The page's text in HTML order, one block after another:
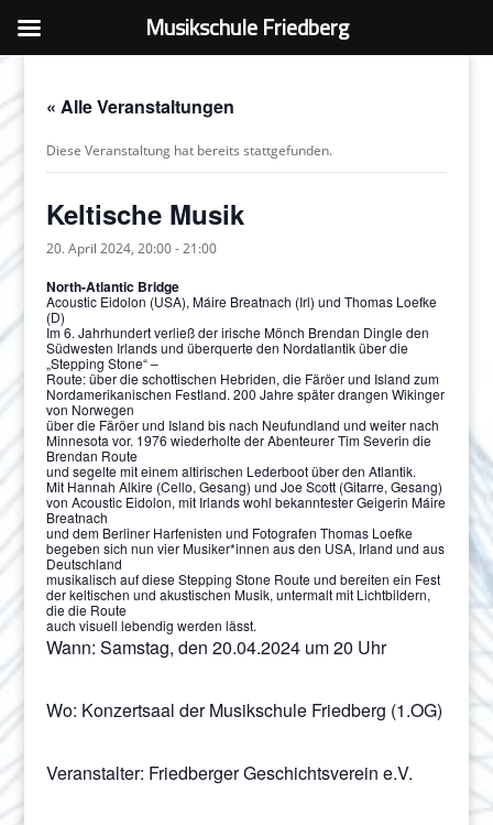
« Alle Veranstaltungen
Diese Veranstaltung hat bereits stattgefunden.
Keltische Musik
20. April 2024, 20:00-21:00
North-Atlantic Bridge
Acoustic Eidolon (USA), Máire Breatnach (Irl) und Thomas Loefke
(D)
Im 6. Jahrhundert verließ der irische Mönch Brendan Dingle den
Südwesten Irlands und überquerte den Nordatlantik über die
„Stepping Stone“ –
Route: über die schottischen Hebriden, die Färöer und Island zum
Nordamerikanischen Festland. 200 Jahre später drangen Wikinger
von Norwegen
über die Färöer und Island bis nach Neufundland und weiter nach
Minnesota vor. 1976 wiederholte der Abenteurer Tim Severin die
Brendan Route
und segelte mit einem altirischen Lederboot über den Atlantik.
Mit Hannah Alkire (Cello, Gesang) und Joe Scott (Gitarre, Gesang)
von Acoustic Eidolon, mit Irlands wohl bekanntester Geigerin Máire
Breatnach
und dem Berliner Harfenisten und Fotografen Thomas Loefke
begeben sich nun vier Musiker*innen aus den USA, Irland und aus
Deutschland
musikalisch auf diese Stepping Stone Route und bereiten ein Fest
der keltischen und akustischen Musik, untermalt mit Lichtbildern,
die die Route
auch visuell lebendig werden lässt.
Wann: Samstag, den 20.04.2024 um 20 Uhr
Wo: Konzertsaal der Musikschule Friedberg (1.OG)
Veranstalter: Friedberger Geschichtsverein e.V.
Musikschule Friedberg